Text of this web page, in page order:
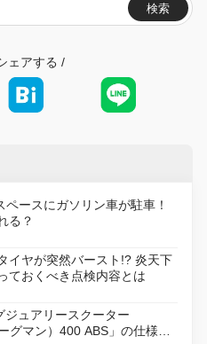
検索
ェアする /
ペースにガソリン車が駐車！
る？
イヤが突然バースト!? 炎天下
ておくべき点検内容とは
ジュアリースクーター
グマン）400 ABS」の仕様を